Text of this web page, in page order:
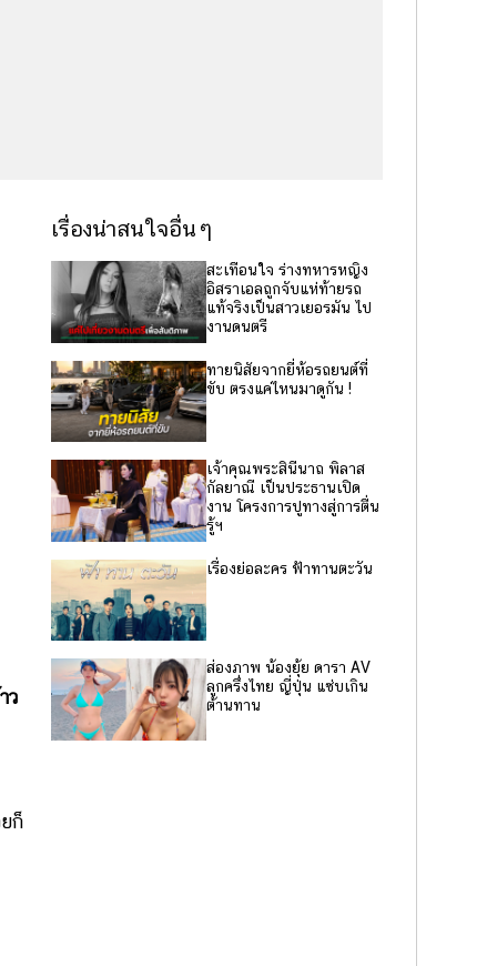
ว
ก็
เรื่องน่าสนใจอื่นๆ
สะเทือนใจ ร่างทหารหญิง
อิสราเอลถูกจับแห่ท้ายรถ
แท้จริงเป็นสาวเยอรมัน ไป
งานดนตรี
ทายนิสัยจากยี่ห้อรถยนต์ที่
ขับ ตรงแค่ไหนมาดูกัน !
เจ้าคุณพระสินีนาถ พิลาส
กัลยาณี เป็นประธานเปิด
งาน โครงการปูทางสู่การตื่น
รู้ฯ
เรื่องย่อละคร ฟ้าทานตะวัน
ส่องภาพ น้องยุ้ย ดารา AV
ลูกครึ่งไทย ญี่ปุ่น แซ่บเกิน
ต้านทาน